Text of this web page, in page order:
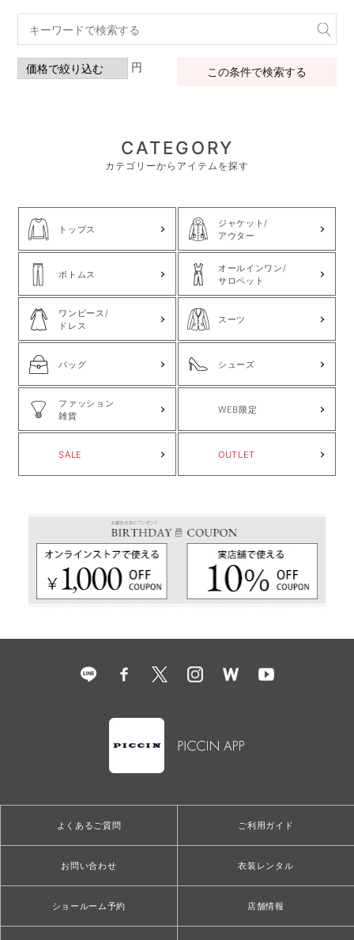
円 この条件で検索する
CATEGORY
カテゴリーからアイテムを探す
トップス
ジャケット/
アウター
ボトムス
オールインワン/
サロペット
ワンピース/
ドレス
スーツ
バッグ シューズ
ファッション
雑貨
WEB限定
SALE OUTLET
よくあるご質問 ご利用ガイド
お問い合わせ 衣装レンタル
ショールーム予約 店舗情報